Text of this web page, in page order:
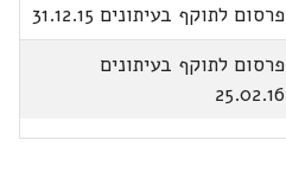
פרסום לתוקף בעיתונים 31.12.15
פרסום לתוקף בעיתונים
25.02.16